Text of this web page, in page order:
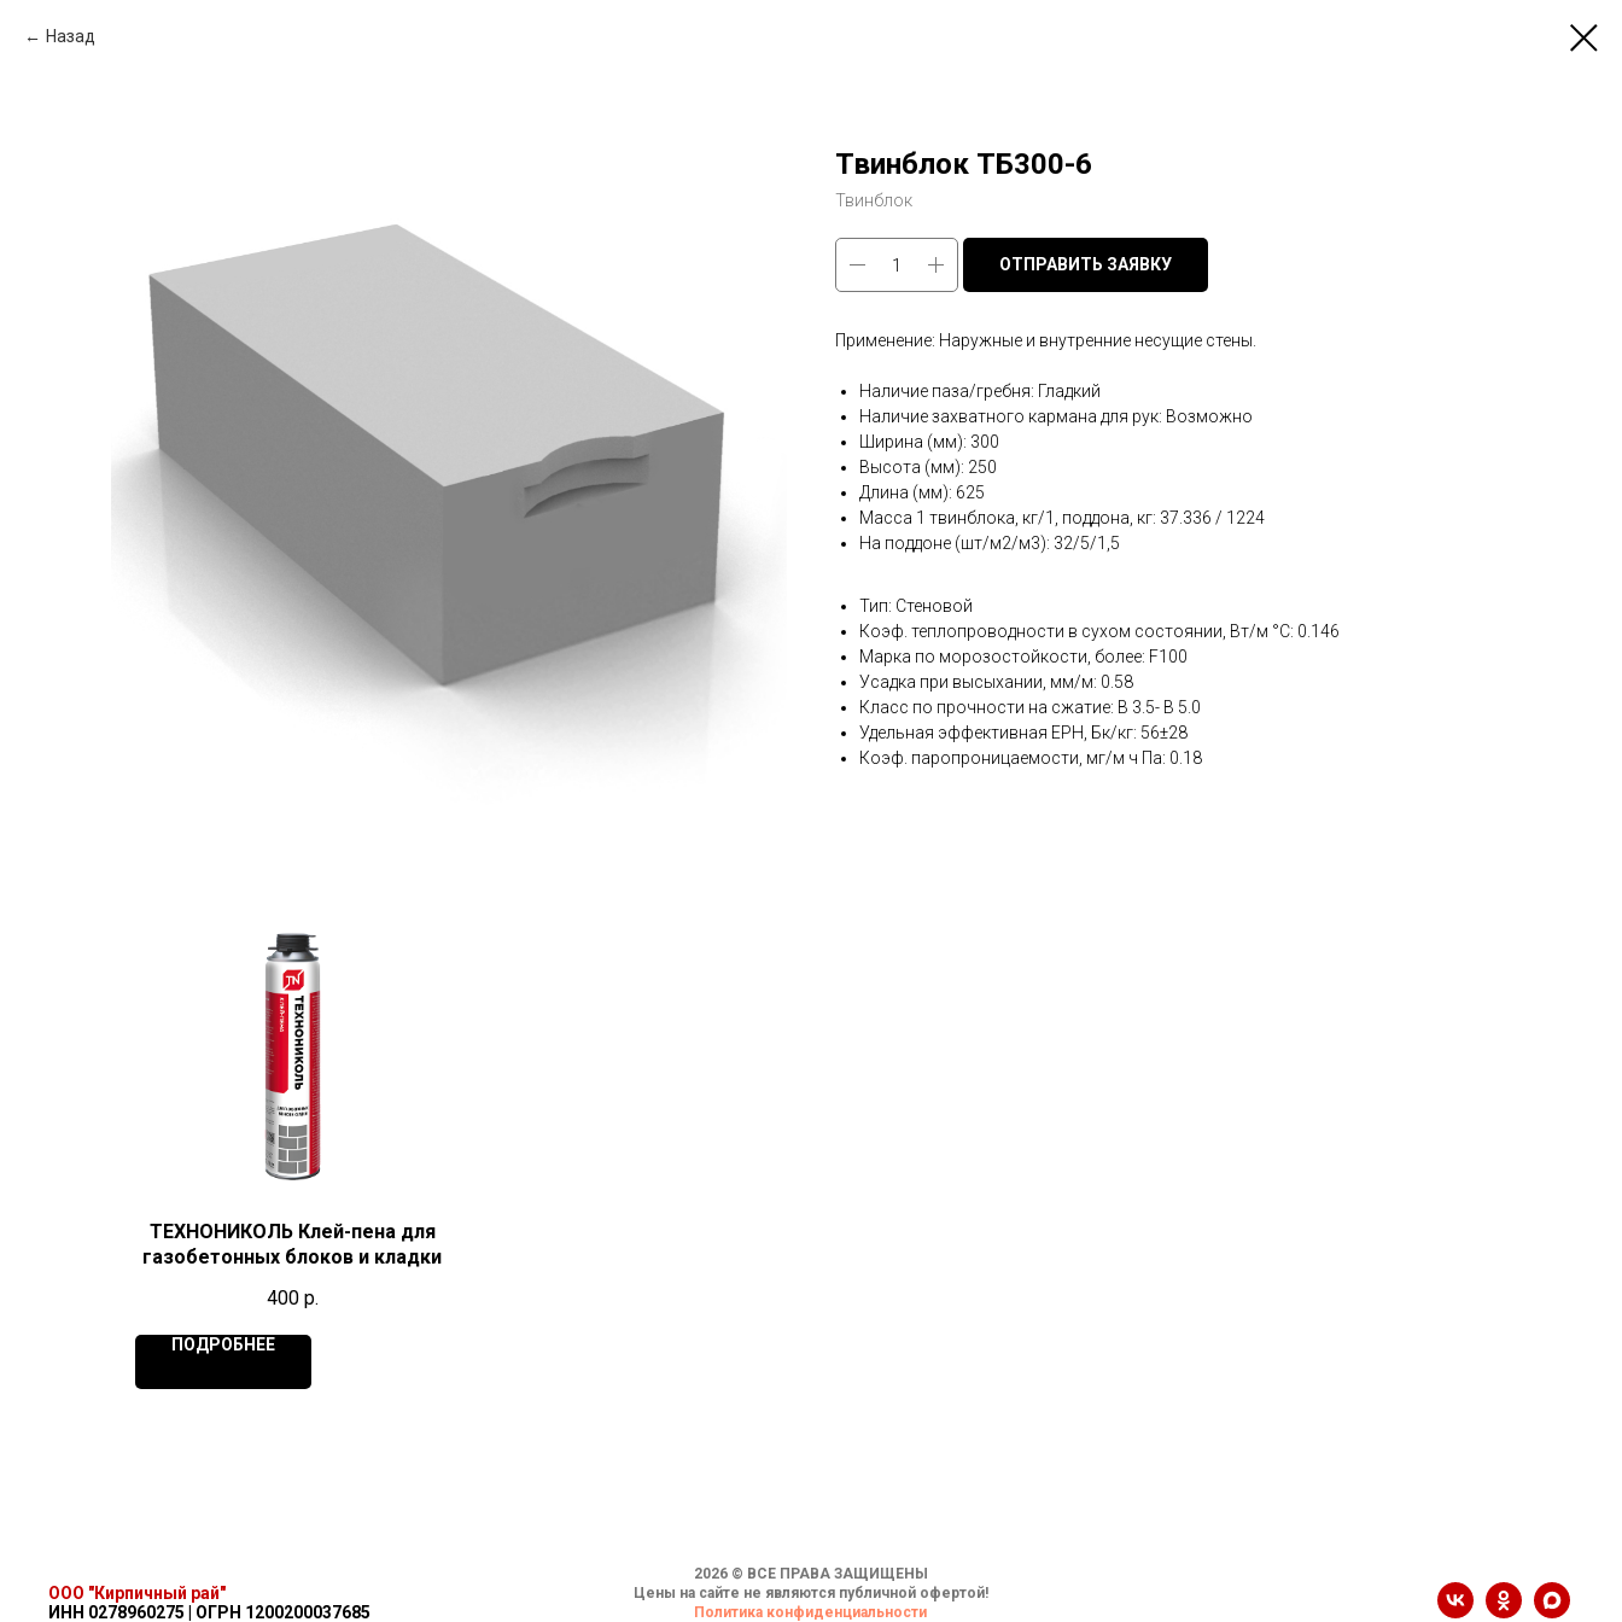
Назад
Твинблок ТБ300-6
Твинблок
ОТПРАВИТЬ ЗАЯВКУ
Применение: Наружные и внутренние несущие стены.
Наличие паза/гребня: Гладкий
Наличие захватного кармана для рук: Возможно
Ширина (мм): 300
Высота (мм): 250
Длина (мм): 625
Масса 1 твинблока, кг/1, поддона, кг: 37.336 / 1224
На поддоне (шт/м2/м3): 32/5/1,5
Тип: Стеновой
Коэф. теплопроводности в сухом состоянии, Вт/м °С: 0.146
Марка по морозостойкости, более: F100
Усадка при высыхании, мм/м: 0.58
Класс по прочности на сжатие: В 3.5- В 5.0
Удельная эффективная ЕРН, Бк/кг: 56±28
Коэф. паропроницаемости, мг/м ч Па: 0.18
ТЕХНОНИКОЛЬ Клей-пена для
газобетонных блоков и кладки
400 р.
ПОДРОБНЕЕ
ООО "Кирпичный рай"
ИНН 0278960275 | ОГРН 1200200037685
2026 © ВСЕ ПРАВА ЗАЩИЩЕНЫ
Цены на сайте не являются публичной офертой!
Политика конфиденциальности